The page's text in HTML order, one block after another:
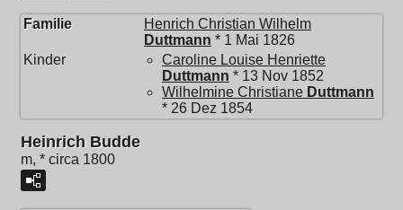
Familie
Henrich Christian Wilhelm
Duttmann * 1 Mai 1826
Kinder
Caroline Louise Henriette
Duttmann * 13 Nov 1852
Wilhelmine Christiane Duttmann
* 26 Dez 1854
Heinrich Budde
m, * circa 1800